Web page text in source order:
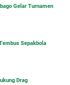
Gelar Turnamen
Sepakbola
Drag